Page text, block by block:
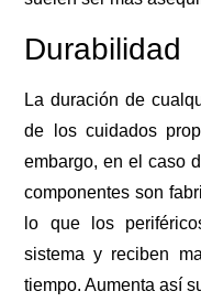
Durabilidad
La duración de
de los cuidados
embargo, en el caso
componentes son
lo que los
sistema y reciben
tiempo. Aumenta así